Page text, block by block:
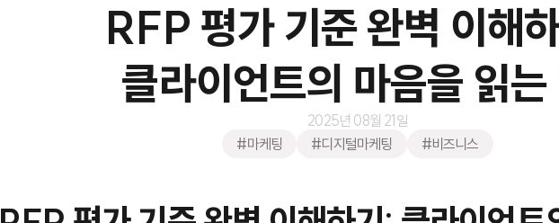
RFP 평가 기준 완벽 이해
클라이언트의 마음을 읽는
2025년 08월 21일
#마케팅
#디지털마케팅 #비즈니스